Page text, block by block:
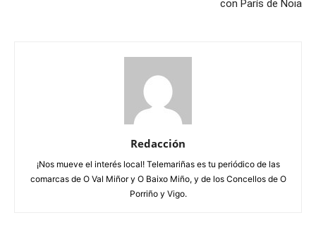
con París de Noia
Redacción
¡Nos mueve el interés local! Telemariñas es tu periódico de las
comarcas de O Val Miñor y O Baixo Miño, y de los Concellos de O
Porriño y Vigo.